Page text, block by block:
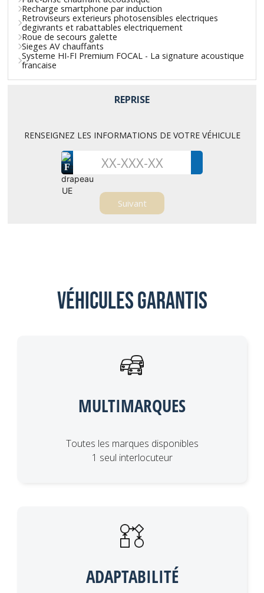
Recharge smartphone par induction
Retroviseurs exterieurs photosensibles electriques
degivrants et rabattables electriquement
Roue de secours galette
Sieges AV chauffants
Systeme HI-FI Premium FOCAL - La signature acoustique
francaise
REPRISE
RENSEIGNEZ LES INFORMATIONS DE VOTRE VÉHICULE
F
Véhicules garantis
MULTIMARQUES
Toutes les marques disponibles
1 seul interlocuteur
ADAPTABILITÉ